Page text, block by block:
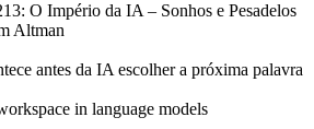
O Império da IA – Sonhos e Pesadelos
Altman
antes da IA escolher a próxima palavra
in language models